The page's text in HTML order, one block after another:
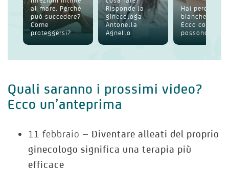
al mare. Perché
può succedere?
Come
proteggersi?
Risponde la
ginecologa
Antonella
Agnello
Hai perdite
bianche
Ecco cosa
possono
Quali saranno i prossimi video?
Ecco un’anteprima
11 febbraio – Diventare alleati del proprio
ginecologo significa una terapia più
efficace